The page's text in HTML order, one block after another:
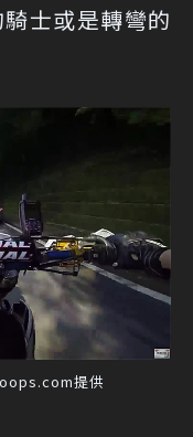
士或是轉彎的
提供